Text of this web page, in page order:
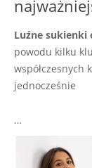
Luźne sukienki
powodu kilku
współczesnych
jednocześnie
…